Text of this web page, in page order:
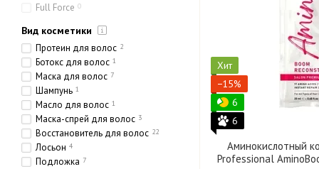
Хит
−15%
6
6
Аминокислотный
Professional
Full Force 0
Вид косметики
Протеин для волос 2
Ботокс для волос 1
Маска для волос 7
Шампунь 1
Масло для волос 1
Маска-спрей для волос 3
Восстановитель для волос 22
Лосьон 4
Подложка 7